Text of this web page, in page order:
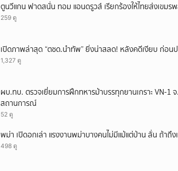
ตูนวีแกน ฟาดสนั่น ทอม แอนดรูวส์ เรียกร้องให้ไทยส่งเขม
259 ดู
เปิดภาพล่าสุด “ตชด.นำทัพ” ยิ่งน่าสลด! หลังคดีเงียบ ก่อน
1,327 ดู
ผบ.ทบ. ตรวจเยี่ยมการฝึกทหารม้าบรรทุกยานเกราะ VN-1
สถานการณ์
52 ดู
พม่า เปิดอกเล่า แรงงานพม่าบางคนไม่มีแม้แต่บ้าน ลั่น ถ้าถึง
498 ดู